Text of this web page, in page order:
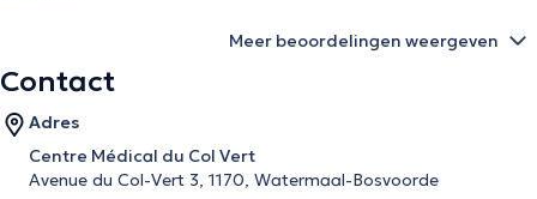
Meer beoordelingen weergeven
Contact
Adres
Centre Médical du Col Vert
Avenue du Col-Vert 3, 1170, Watermaal-Bosvoorde